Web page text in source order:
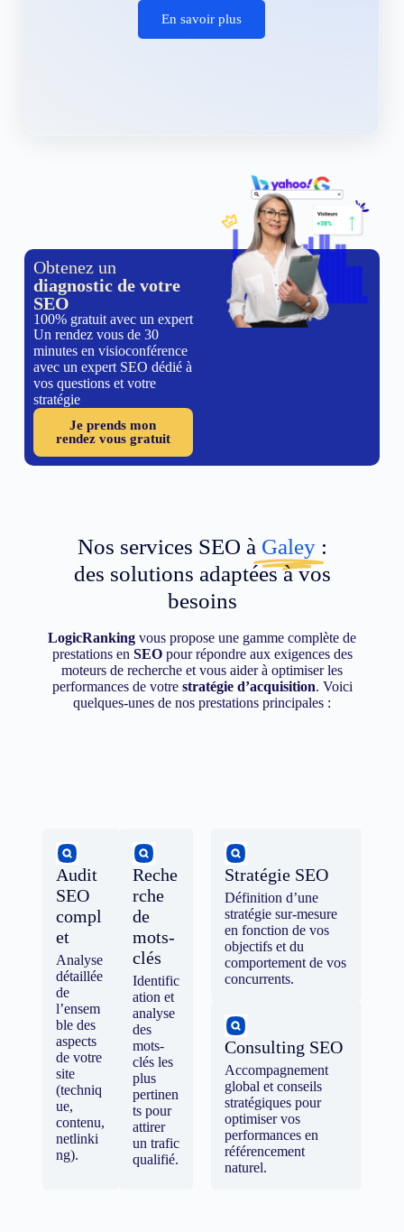
En savoir plus
Obtenez un
diagnostic de votre
SEO
100% gratuit avec un expert
Un rendez vous de 30
minutes en visioconférence
avec un expert SEO dédié à
vos questions et votre
stratégie
Je prends mon
rendez vous gratuit
Nos services SEO à Galey :
des solutions adaptées à vos
besoins
LogicRanking vous propose une gamme complète de
prestations en SEOpour répondre aux exigences des
moteurs de recherche et vous aider à optimiser les
performances de votre stratégie d’acquisition. Voici
quelques-unes de nos prestations principales :
Audit
SEO
compl
et
Analyse
détaillée
de
l’ensem
ble des
aspects
de votre
site
(techniq
ue,
contenu,
netlinki
ng).
Reche
rche
de
mots-
clés
Identific
ation et
analyse
des
mots-
clés les
plus
pertinen
ts pour
attirer
un trafic
qualifié.
Stratégie SEO
Définition d’une
stratégie sur-mesure
en fonction de vos
objectifs et du
comportement de vos
concurrents.
Consulting SEO
Accompagnement
global et conseils
stratégiques pour
optimiser vos
performances en
référencement
naturel.